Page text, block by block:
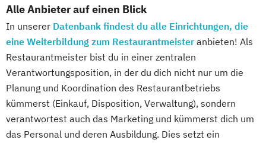
Alle Anbieter auf einen Blick
In unserer Datenbank findest du alle Einrichtungen, die
eine Weiterbildung zum Restaurantmeister anbieten! Als
Restaurantmeister bist du in einer zentralen
Verantwortungsposition, in der du dich nicht nur um die
Planung und Koordination des Restaurantbetriebs
kümmerst (Einkauf, Disposition, Verwaltung), sondern
verantwortest auch das Marketing und kümmerst dich um
das Personal und deren Ausbildung. Dies setzt ein